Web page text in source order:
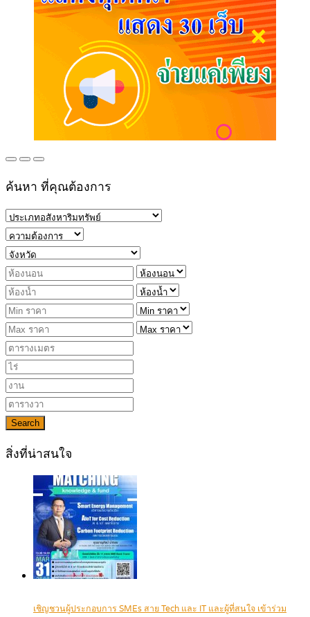
ค้นหา ที่คุณต้องการ
Search
สิ่งที่น่าสนใจ
เชิญชวนผู้ประกอบการ SMEs สาย Tech และ IT และผู้ที่สนใจ เข้าร่วม